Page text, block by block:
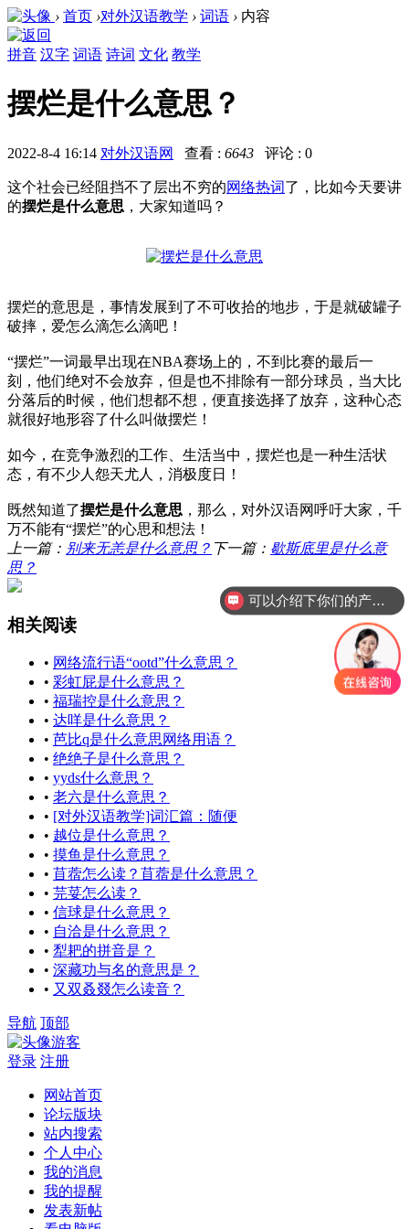
› 首页 ›对外汉语教学 › 词语 › 内容
拼音 汉字 词语 诗词 文化 教学
摆烂是什么意思？
2022-8-4 16:14 对外汉语网 查看 : 6643 评论 : 0
这个社会已经阻挡不了层出不穷的网络热词了，比如今天要讲
的摆烂是什么意思 ，大家知道吗？
摆烂的意思是，事情发展到了不可收拾的地步，于是就破罐子
破摔，爱怎么滴怎么滴吧！
“摆烂”一词最早出现在NBA赛场上的，不到比赛的最后一
刻，他们绝对不会放弃，但是也不排除有一部分球员，当大比
分落后的时候，他们想都不想，便直接选择了放弃，这种心态
就很好地形容了什么叫做摆烂！
如今，在竞争激烈的工作、生活当中，摆烂也是一种生活状
态，有不少人怨天尤人，消极度日！
既然知道了摆烂是什么意思 ，那么 ，对外汉语网呼吁大家，千
万不能有“摆烂”的心思和想法！
上一篇： 别来无恙是什么意思？ 下一篇： 歇斯底里是什么意
思？
相关阅读
• 网络流行语“ootd”什么意思？
• 彩虹屁是什么意思？
• 福瑞控是什么意思？
• 达咩是什么意思？
• 芭比q是什么意思网络用语？
• 绝绝子是什么意思？
• yyds什么意思？
• 老六是什么意思？
• [对外汉语教学]词汇篇：随便
• 越位是什么意思？
• 摸鱼是什么意思？
• 苜蓿怎么读？苜蓿是什么意思？
• 芫荽怎么读？
• 信球是什么意思？
• 自洽是什么意思？
• 犁耙的拼音是？
• 深藏功与名的意思是？
• 又双叒叕怎么读音？
导航 顶部
游客
登录 注册
网站首页
论坛版块
站内搜索
个人中心
我的消息
我的提醒
发表新帖
可以介绍下你们的产品么？